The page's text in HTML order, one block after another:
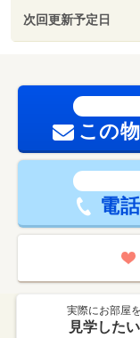
次回更新予定日
この
電
実際にお部屋を
見学したい